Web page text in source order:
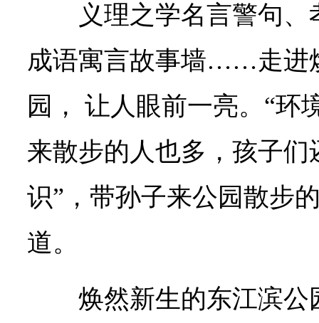
义理之学名言警句
成语寓言故事墙……走进
园， 让人眼前一亮。“环
来散步的人也多，孩子
识”，带孙子来公园散步
道。
焕然新生的东江滨公